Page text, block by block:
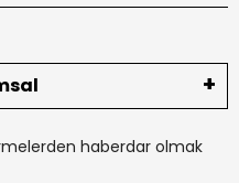
haberdar olmak